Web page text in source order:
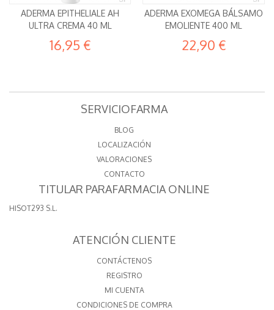
ADERMA EPITHELIALE AH
ULTRA CREMA 40 ML
16,95 €
ADERMA EXOMEGA BÁLSAMO
EMOLIENTE 400 ML
22,90 €
SERVICIOFARMA
BLOG
LOCALIZACIÓN
VALORACIONES
CONTACTO
TITULAR PARAFARMACIA ONLINE
HISOT293 S.L.
ATENCIÓN CLIENTE
CONTÁCTENOS
REGISTRO
MI CUENTA
CONDICIONES DE COMPRA